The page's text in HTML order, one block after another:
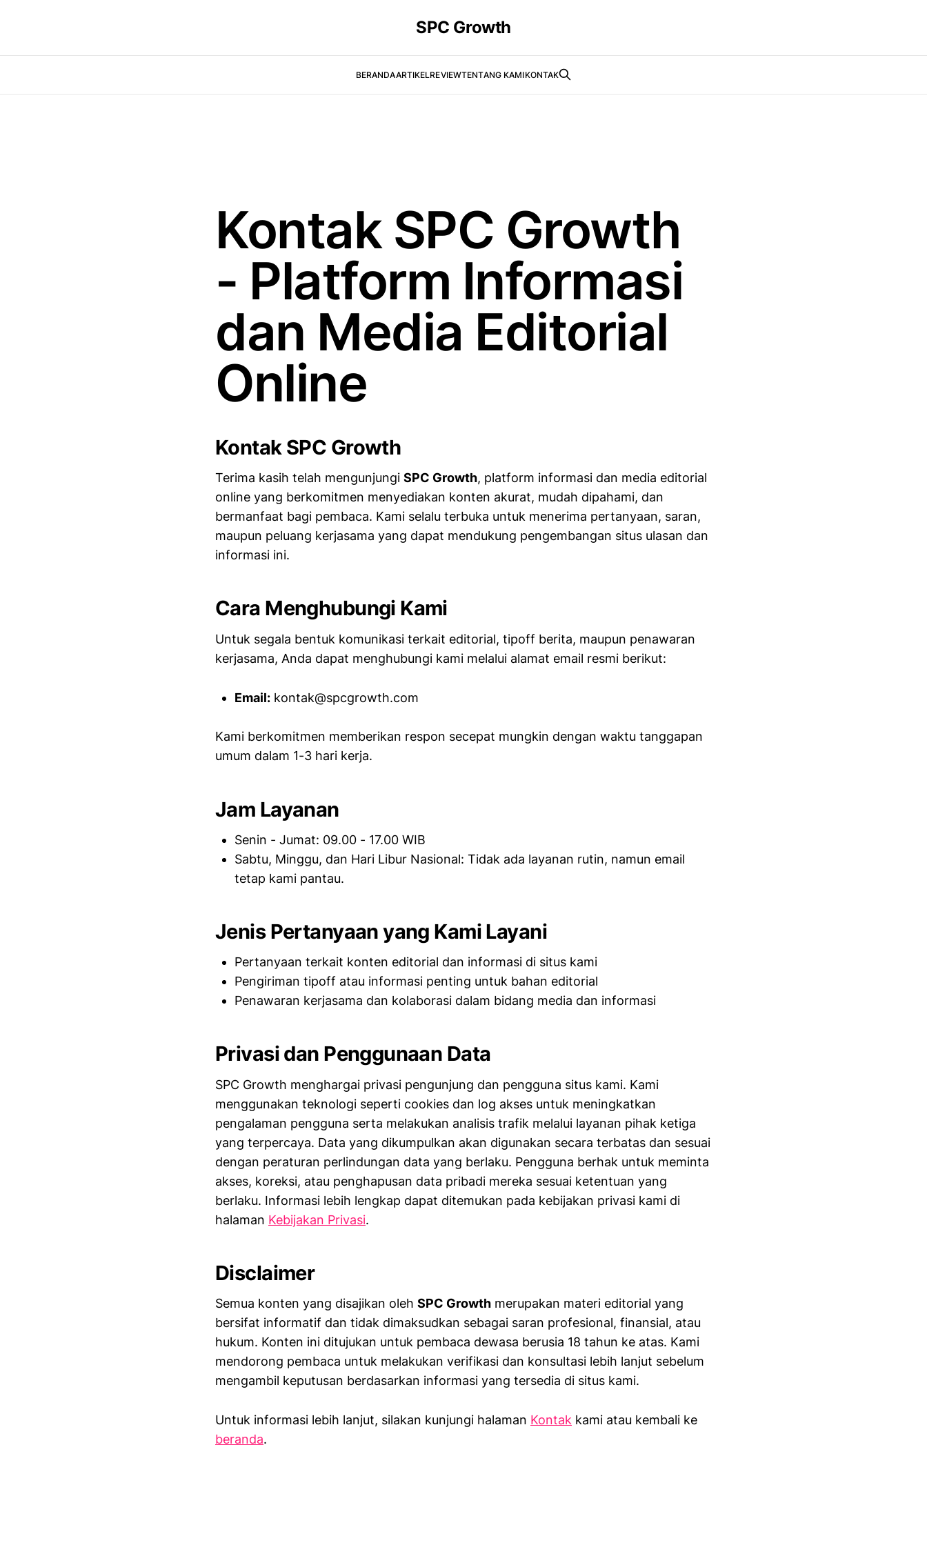
SPC Growth
BERANDAARTIKELREVIEWTENTANG KAMIKONTAK
Kontak SPC Growth
- Platform Informasi
dan Media Editorial
Online
Kontak SPC Growth
Terima kasih telah mengunjungi SPC Growth, platform informasi dan media editorial
online yang berkomitmen menyediakan konten akurat, mudah dipahami, dan
bermanfaat bagi pembaca. Kami selalu terbuka untuk menerima pertanyaan, saran,
maupun peluang kerjasama yang dapat mendukung pengembangan situs ulasan dan
informasi ini.
Cara Menghubungi Kami
Untuk segala bentuk komunikasi terkait editorial, tipoff berita, maupun penawaran
kerjasama, Anda dapat menghubungi kami melalui alamat email resmi berikut:
Email: kontak@spcgrowth.com
Kami berkomitmen memberikan respon secepat mungkin dengan waktu tanggapan
umum dalam 1-3 hari kerja.
Jam Layanan
Senin - Jumat: 09.00 - 17.00 WIB
Sabtu, Minggu, dan Hari Libur Nasional: Tidak ada layanan rutin, namun email
tetap kami pantau.
Jenis Pertanyaan yang Kami Layani
Pertanyaan terkait konten editorial dan informasi di situs kami
Pengiriman tipoff atau informasi penting untuk bahan editorial
Penawaran kerjasama dan kolaborasi dalam bidang media dan informasi
Privasi dan Penggunaan Data
SPC Growth menghargai privasi pengunjung dan pengguna situs kami. Kami
menggunakan teknologi seperti cookies dan log akses untuk meningkatkan
pengalaman pengguna serta melakukan analisis trafik melalui layanan pihak ketiga
yang terpercaya. Data yang dikumpulkan akan digunakan secara terbatas dan sesuai
dengan peraturan perlindungan data yang berlaku. Pengguna berhak untuk meminta
akses, koreksi, atau penghapusan data pribadi mereka sesuai ketentuan yang
berlaku. Informasi lebih lengkap dapat ditemukan pada kebijakan privasi kami di
halaman Kebijakan Privasi.
Disclaimer
Semua konten yang disajikan oleh SPC Growth merupakan materi editorial yang
bersifat informatif dan tidak dimaksudkan sebagai saran profesional, finansial, atau
hukum. Konten ini ditujukan untuk pembaca dewasa berusia 18 tahun ke atas. Kami
mendorong pembaca untuk melakukan verifikasi dan konsultasi lebih lanjut sebelum
mengambil keputusan berdasarkan informasi yang tersedia di situs kami.
Untuk informasi lebih lanjut, silakan kunjungi halaman Kontak kami atau kembali ke
beranda.